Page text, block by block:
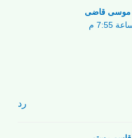
موسی قاضی
رد